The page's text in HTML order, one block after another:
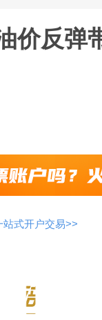
价反弹
式开户交易>>